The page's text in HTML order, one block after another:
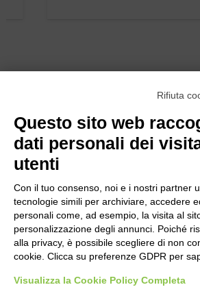
Bogliano Srl
Strada Statale 231 Alba-Bra
Rifiuta
Questo sito web
dati personali dei
utenti
Con il tuo consenso, noi e i nostri partner
tecnologie simili per archiviare, accedere
personali come, ad esempio, la visita al
personalizzazione degli annunci. Poiché
alla privacy, è possibile scegliere di non
cookie. Clicca su preferenze GDPR per
Visualizza la Cookie Policy Completa